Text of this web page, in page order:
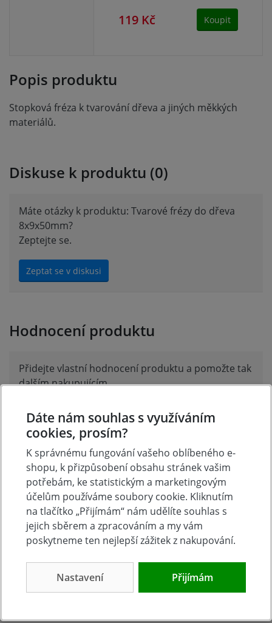
119 Kč Koupit
Popis produktu
Stopková fréza k tvarování dřeva a jiných měkkých
materiálů.
Diskuse k produktu (0)
Máte otázky k produktu: Tvarové frézy do dřeva
8x9x50mm?
Zeptejte se.
Zeptat se v diskusi
Hodnocení produktu
Přidejte vlastní hodnocení produktu a pomožte tak
dalším nakupujícím.
Přidat vlastní hodnocení
Tradice
23 let na trhu
Zboží skladem
Zázemí kamenné
Dáte nám souhlas s využíváním
cookies, prosím?
K správnému fungování vašeho oblíbeného e-
shopu, k přizpůsobení obsahu stránek vašim
potřebám, ke statistickým a marketingovým
účelům používáme soubory cookie. Kliknutím
na tlačítko „Přijímám“ nám udělíte souhlas s
jejich sběrem a zpracováním a my vám
poskytneme ten nejlepší zážitek z nakupování.
Nastavení Přijímám